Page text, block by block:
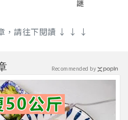
謎
，請往下閱讀 ↓ ↓ ↓
Recommended by